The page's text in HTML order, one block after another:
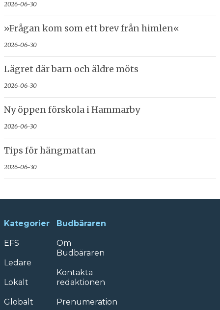
2026-06-30
»Frågan kom som ett brev från himlen«
2026-06-30
Lägret där barn och äldre möts
2026-06-30
Ny öppen förskola i Hammarby
2026-06-30
Tips för hängmattan
2026-06-30
Kategorier
EFS
Ledare
Lokalt
Globalt
Budbäraren
Om
Budbäraren
Kontakta
redaktionen
Prenumeration